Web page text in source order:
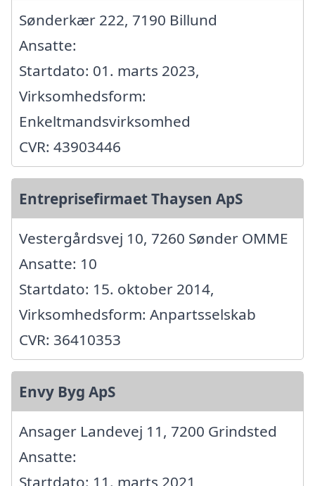
Sønderkær 222, 7190 Billund
Ansatte:
Startdato: 01. marts 2023,
Virksomhedsform:
Enkeltmandsvirksomhed
CVR: 43903446
Entreprisefirmaet Thaysen ApS
Vestergårdsvej 10, 7260 Sønder OMME
Ansatte: 10
Startdato: 15. oktober 2014,
Virksomhedsform: Anpartsselskab
CVR: 36410353
Envy Byg ApS
Ansager Landevej 11, 7200 Grindsted
Ansatte: